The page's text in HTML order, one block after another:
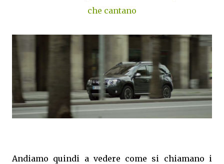
che cantano
Andiamo quindi a vedere come si chiamano i